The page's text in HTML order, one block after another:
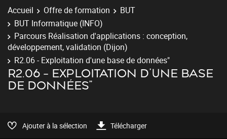
Accueil Offre de formation
BUT
BUT Informatique (INFO)
Parcours Réalisation d'applications : conception,
développement, validation (Dijon)
R2.06 - Exploitation d'une base de données"
R2.06 - EXPLOITATION D'UNE BASE
DE DONNÉES"
Ajouter à la sélection Télécharger